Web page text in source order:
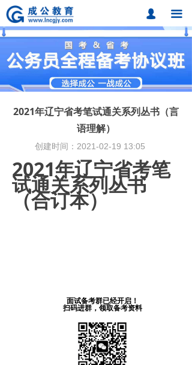
끀
首页
课程中心
题库中心
网校课程
成公合作
联系我们
招考动态
넙
2021年辽宁省考笔试通关系列丛书（言
语理解）
2021年辽宁省考笔
试通关系列丛书
（合订本）
创建时间： 2021-02-19 13:05
面试备考群已经开启！
扫码进群，领取备考资料